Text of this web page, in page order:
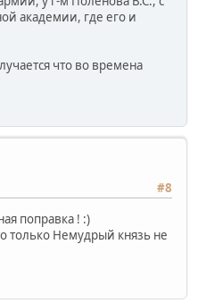
академии, где его и
что во времена
#8
поправка ! :)
только Немудрый князь не